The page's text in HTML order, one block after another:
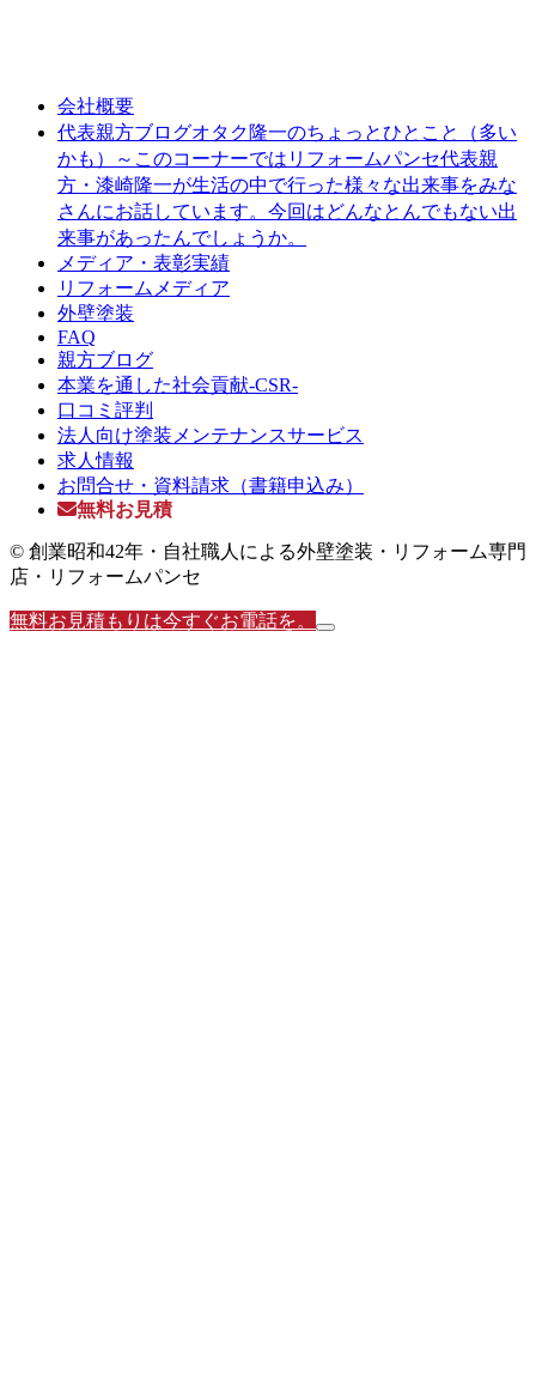
会社概要
代表親方ブログオタク隆一のちょっとひとこと（多い
かも）～このコーナーではリフォームパンセ代表親
方・漆崎隆一が生活の中で行った様々な出来事をみな
さんにお話しています。今回はどんなとんでもない出
来事があったんでしょうか。
メディア・表彰実績
リフォームメディア
外壁塗装
FAQ
親方ブログ
本業を通した社会貢献-CSR-
口コミ評判
法人向け塗装メンテナンスサービス
求人情報
お問合せ・資料請求（書籍申込み）
無料お見積
© 創業昭和42年・自社職人による外壁塗装・リフォーム専門
店・リフォームパンセ
無料お見積もりは今すぐお電話を。